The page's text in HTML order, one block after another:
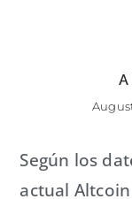
Según los
actual